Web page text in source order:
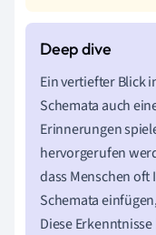
Ein vertiefter Blick
Schemata auch
Erinnerungen
hervorgerufen
dass Menschen
Schemata
Diese